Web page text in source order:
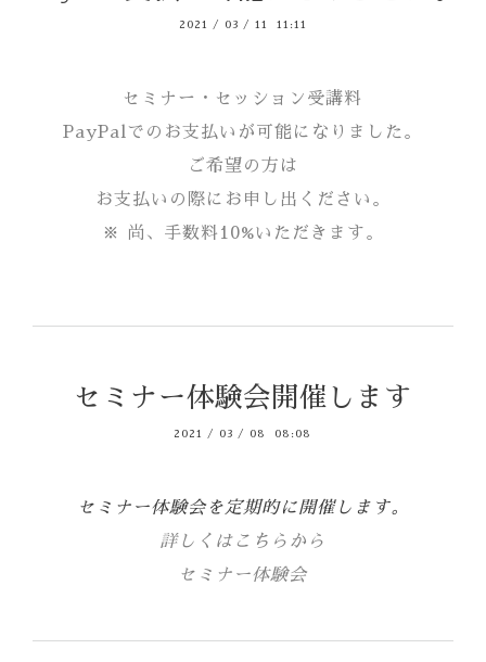
2021 / 03 / 11 11:11
セミナー・セッション受講料
PayPalでのお支払いが可能になりました。
ご希望の方は
お支払いの際にお申し出ください。
※ 尚、手数料10%いただきます。
セミナー体験会開催します
2021 / 03 / 08 08:08
セミナー体験会を定期的に開催します。
詳しくはこちらから
セミナー体験会